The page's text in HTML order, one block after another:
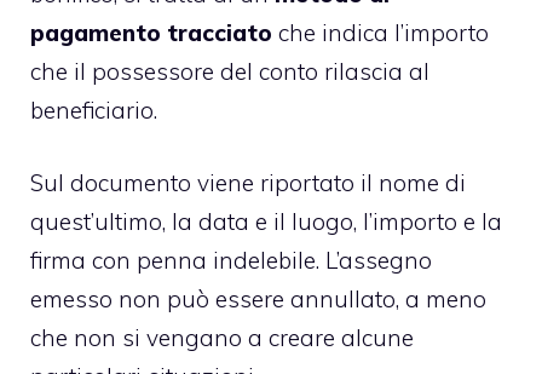
pagamento tracciato che indica l’importo
che il possessore del conto rilascia al
beneficiario.
Sul documento viene riportato il nome di
quest’ultimo, la data e il luogo, l’importo e la
firma con penna indelebile. L’assegno
emesso non può essere annullato, a meno
che non si vengano a creare alcune